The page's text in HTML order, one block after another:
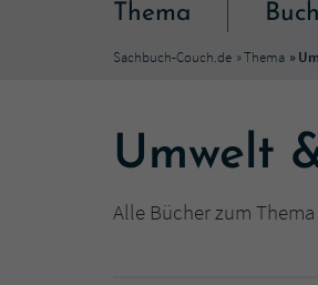
Thema
Sachbuch-Couch.de Thema
Umwelt
Alle Bücher zum